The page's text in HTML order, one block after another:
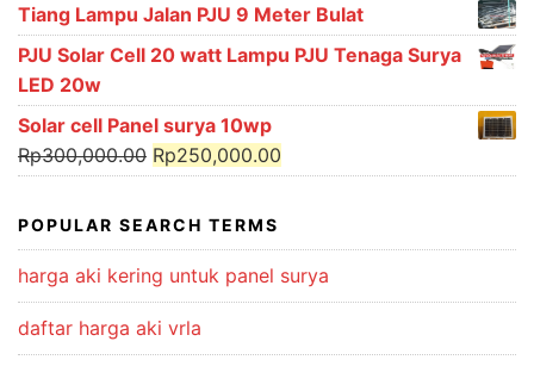
Tiang Lampu Jalan PJU 9 Meter Bulat
PJU Solar Cell 20 watt Lampu PJU Tenaga Surya
LED 20w
Solar cell Panel surya 10wp
Rp300,000.00 Original
price
was:
Rp250,000.00
price
POPULAR SEARCH TERMS
harga aki kering untuk panel surya
daftar harga aki vrla